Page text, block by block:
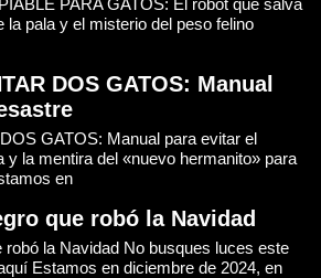
la pala y el misterio del peso felino
DOS GATOS: Manual
GATOS: Manual para evitar el
y la mentira del «nuevo hermanito» para
en
que robó la Navidad
robó la Navidad No busques luces este
Estamos en diciembre de 2024, en